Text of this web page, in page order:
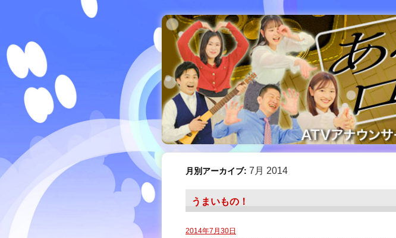
月別アーカイブ: 7月 2014
うまいもの！
2014年7月30日